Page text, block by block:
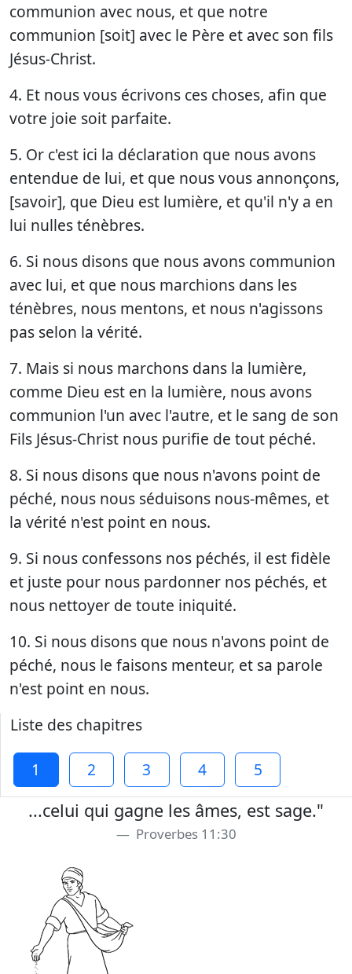
communion avec nous, et que notre
communion [soit] avec le Père et avec son fils
Jésus-Christ.
4. Et nous vous écrivons ces choses, afin que
votre joie soit parfaite.
5. Or c'est ici la déclaration que nous avons
entendue de lui, et que nous vous annonçons,
[savoir], que Dieu est lumière, et qu'il n'y a en
lui nulles ténèbres.
6. Si nous disons que nous avons communion
avec lui, et que nous marchions dans les
ténèbres, nous mentons, et nous n'agissons
pas selon la vérité.
7. Mais si nous marchons dans la lumière,
comme Dieu est en la lumière, nous avons
communion l'un avec l'autre, et le sang de son
Fils Jésus-Christ nous purifie de tout péché.
8. Si nous disons que nous n'avons point de
péché, nous nous séduisons nous-mêmes, et
la vérité n'est point en nous.
9. Si nous confessons nos péchés, il est fidèle
et juste pour nous pardonner nos péchés, et
nous nettoyer de toute iniquité.
10. Si nous disons que nous n'avons point de
péché, nous le faisons menteur, et sa parole
n'est point en nous.
Liste des chapitres
1 2 3 4 5
...celui qui gagne les âmes, est sage."
Proverbes 11:30